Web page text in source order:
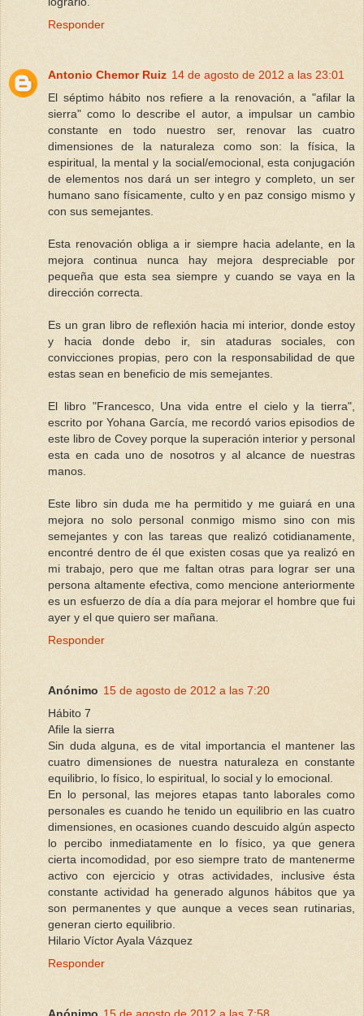
Responder
Antonio Chemor Ruiz 14 de agosto de 2012 a las 23:01
El séptimo hábito nos refiere a la renovación, a "afilar la
sierra" como lo describe el autor, a impulsar un cambio
constante en todo nuestro ser, renovar las cuatro
dimensiones de la naturaleza como son: la física, la
espiritual, la mental y la social/emocional, esta conjugación
de elementos nos dará un ser integro y completo, un ser
humano sano físicamente, culto y en paz consigo mismo y
con sus semejantes.
Esta renovación obliga a ir siempre hacia adelante, en la
mejora continua nunca hay mejora despreciable por
pequeña que esta sea siempre y cuando se vaya en la
dirección correcta.
Es un gran libro de reflexión hacia mi interior, donde estoy
y hacia donde debo ir, sin ataduras sociales, con
convicciones propias, pero con la responsabilidad de que
estas sean en beneficio de mis semejantes.
El libro "Francesco, Una vida entre el cielo y la tierra",
escrito por Yohana García, me recordó varios episodios de
este libro de Covey porque la superación interior y personal
esta en cada uno de nosotros y al alcance de nuestras
manos.
Este libro sin duda me ha permitido y me guiará en una
mejora no solo personal conmigo mismo sino con mis
semejantes y con las tareas que realizó cotidianamente,
encontré dentro de él que existen cosas que ya realizó en
mi trabajo, pero que me faltan otras para lograr ser una
persona altamente efectiva, como mencione anteriormente
es un esfuerzo de día a día para mejorar el hombre que fui
ayer y el que quiero ser mañana.
Responder
Anónimo 15 de agosto de 2012 a las 7:20
Hábito 7
Afile la sierra
Sin duda alguna, es de vital importancia el mantener las
cuatro dimensiones de nuestra naturaleza en constante
equilibrio, lo físico, lo espiritual, lo social y lo emocional.
En lo personal, las mejores etapas tanto laborales como
personales es cuando he tenido un equilibrio en las cuatro
dimensiones, en ocasiones cuando descuido algún aspecto
lo percibo inmediatamente en lo físico, ya que genera
cierta incomodidad, por eso siempre trato de mantenerme
activo con ejercicio y otras actividades, inclusive ésta
constante actividad ha generado algunos hábitos que ya
son permanentes y que aunque a veces sean rutinarias,
generan cierto equilibrio.
Hilario Víctor Ayala Vázquez
Responder